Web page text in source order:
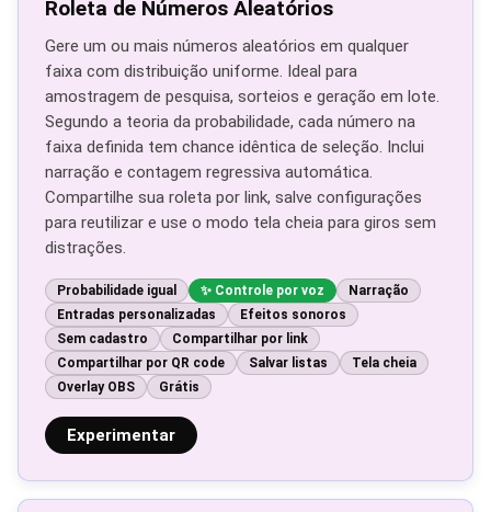
Roleta de Números Aleatórios
Gere um ou mais números aleatórios em qualquer
faixa com distribuição uniforme. Ideal para
amostragem de pesquisa, sorteios e geração em lote.
Segundo a teoria da probabilidade, cada número na
faixa definida tem chance idêntica de seleção. Inclui
narração e contagem regressiva automática.
Compartilhe sua roleta por link, salve configurações
para reutilizar e use o modo tela cheia para giros sem
distrações.
Probabilidade igual Controle por voz
Narração
Entradas personalizadas
Efeitos sonoros
Sem cadastro
Compartilhar por link
Compartilhar por QR code
Salvar listas
Tela cheia
Overlay OBS
Grátis
Experimentar